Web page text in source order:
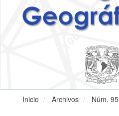
Inicio Archivos Núm. 95